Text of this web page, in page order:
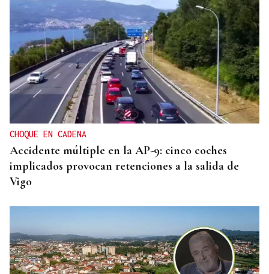
CHOQUE EN CADENA
Accidente múltiple en la AP-9: cinco coches
implicados provocan retenciones a la salida de
Vigo